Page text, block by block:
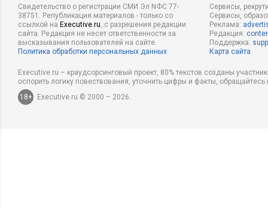
Свидетельство о регистрации СМИ Эл NФС 77-
38751. Републикация материалов - только со
ссылкой на Executive.ru, с разрешения редакции
сайта. Редакция не несет ответственности за
высказывания пользователей на сайте.
Политика обработки персональных данных
Сервисы,
Сервисы,
Реклама:
Редакция:
Поддержка:
Карта сайта
Executive.ru – краудсорсинговый проект, 80% текстов созданы
оспорить логику повествования, уточнить цифры и факты,
18+
Executive.ru © 2000 – 2026.